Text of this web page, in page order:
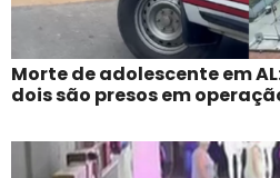
Morte de adolescente em
dois são presos em